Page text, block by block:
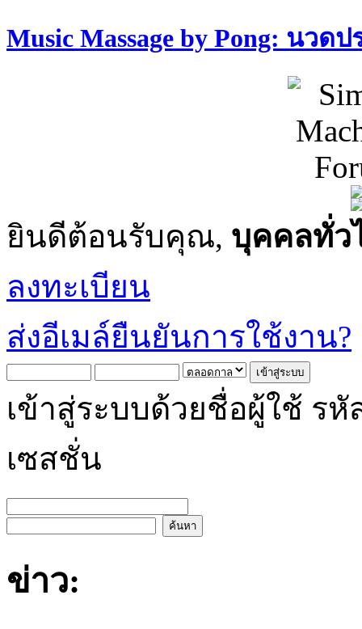
Music Massage by Pong: นวด
ยินดีต้อนรับคุณ, บุคคลทั่ว
ลงทะเบียน
ส่งอีเมล์ยืนยันการใช้งาน?
เข้าสู่ระบบด้วยชื่อผู้ใช้ รหั
เซสชั่น
ข่าว: